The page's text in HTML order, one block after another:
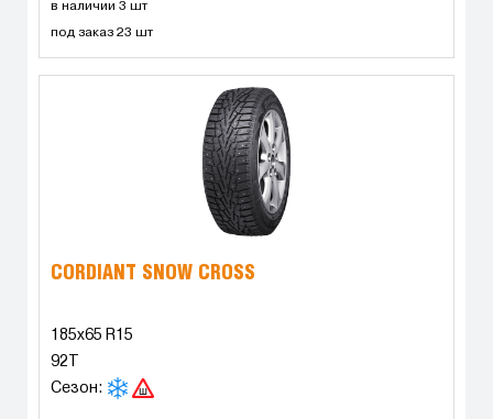
в наличии 3 шт
под заказ 23 шт
CORDIANT SNOW CROSS
185x65 R15
92T
Сезон: